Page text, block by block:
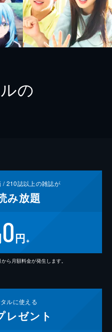
の
/210誌以上の雑誌が
み放題
0円 ※
ら月額料金が発生します。
ルに使える
レゼント